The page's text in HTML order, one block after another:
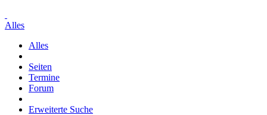
Alles
Alles
Seiten
Termine
Forum
Erweiterte Suche